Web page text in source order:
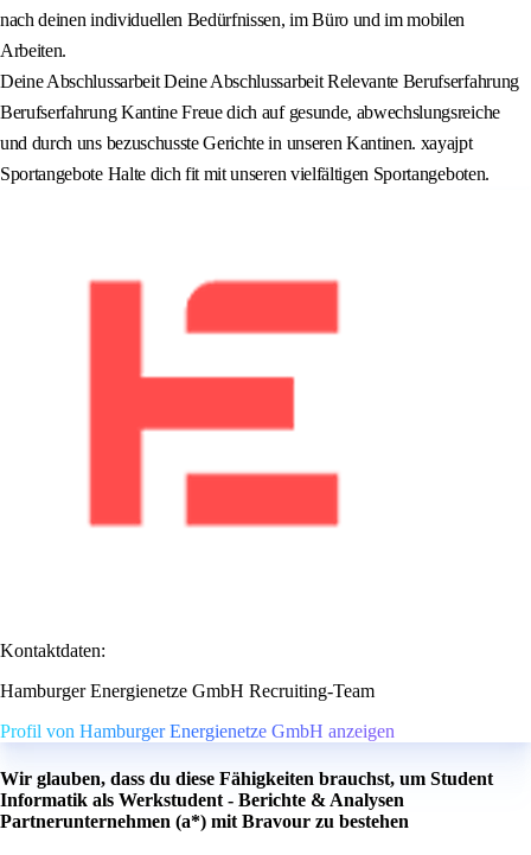
nach deinen individuellen Bedürfnissen, im Büro und im mobilen
Arbeiten.
Deine Abschlussarbeit Deine Abschlussarbeit Relevante Berufserfahrung
Berufserfahrung Kantine Freue dich auf gesunde, abwechslungsreiche
und durch uns bezuschusste Gerichte in unseren Kantinen. xayajpt
Sportangebote Halte dich fit mit unseren vielfältigen Sportangeboten.
Kontaktdaten:
Hamburger Energienetze GmbH Recruiting-Team
Profil von Hamburger Energienetze GmbH anzeigen
Wir glauben, dass du diese Fähigkeiten brauchst, um Student
Informatik als Werkstudent - Berichte & Analysen
Partnerunternehmen (a*) mit Bravour zu bestehen